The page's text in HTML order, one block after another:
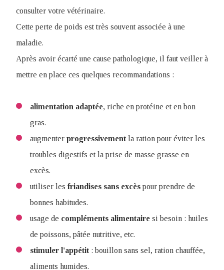
consulter votre vétérinaire.
Cette perte de poids est très souvent associée à une
maladie.
Après avoir écarté une cause pathologique, il faut veiller à
mettre en place ces quelques recommandations :
alimentation adaptée, riche en protéine et en bon
gras.
augmenter progressivement la ration pour éviter les
troubles digestifs et la prise de masse grasse en
excès.
utiliser les friandises sans excès pour prendre de
bonnes habitudes.
usage de compléments alimentaire si besoin : huiles
de poissons, pâtée nutritive, etc.
stimuler l'appétit : bouillon sans sel, ration chauffée,
aliments humides.